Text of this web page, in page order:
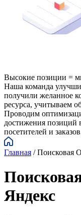
Высокие позиции =
Наша команда
получили желанное
ресурса, учитываем
Проводим
достижения позиций
посетителей и
Главная / Поисковая
Яндекс